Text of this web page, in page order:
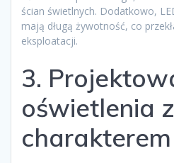
ścian świetlnych. Dodatkowo,
mają długą żywotność, co
eksploatacji.
3.
oświetlenia